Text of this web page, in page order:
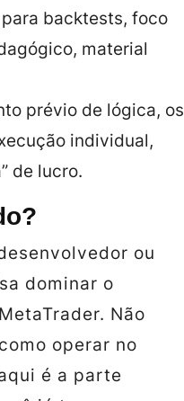
backtests, foco
material
prévio de lógica, os
individual,
de lucro.
ou
dominar o
Não
operar no
é a parte